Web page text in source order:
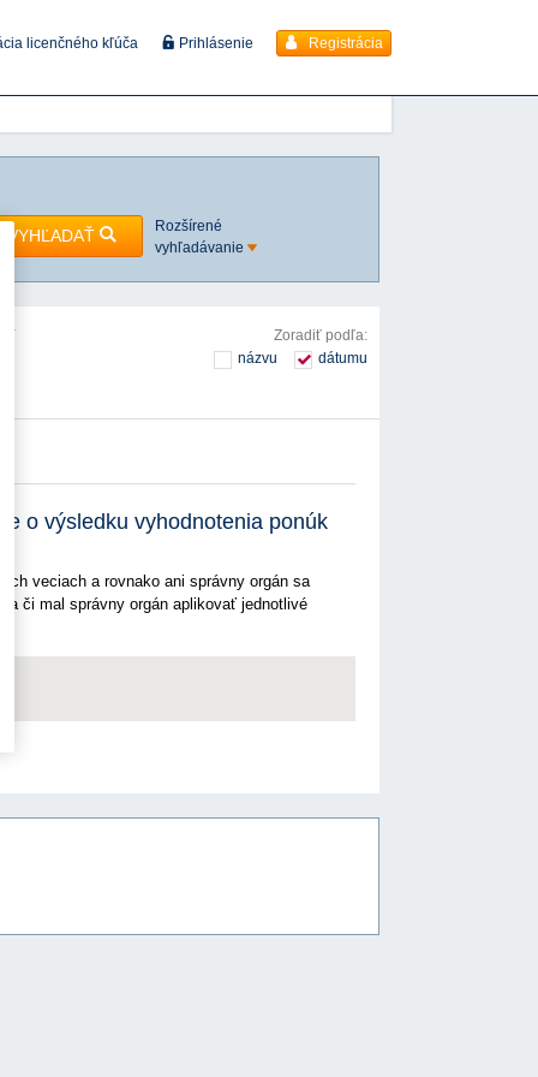
licenčného kľúča Prihlásenie Registrácia
VYHĽADAŤ
Rozšírené
vyhľadávanie
Zoradiť podľa:
názvu
dátumu
o výsledku vyhodnotenia ponúk
veciach a rovnako ani správny orgán sa
či mal správny orgán aplikovať jednotlivé